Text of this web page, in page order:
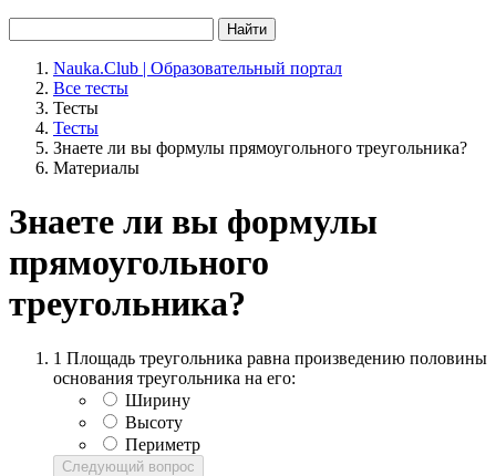
Найти
Nauka.Club | Образовательный портал
Все тесты
Тесты
Тесты
Знаете ли вы формулы прямоугольного треугольника?
Материалы
Знаете ли вы формулы
прямоугольного
треугольника?
1 Площадь треугольника равна произведению половины
основания треугольника на его:
Ширину
Высоту
Периметр
Следующий вопрос